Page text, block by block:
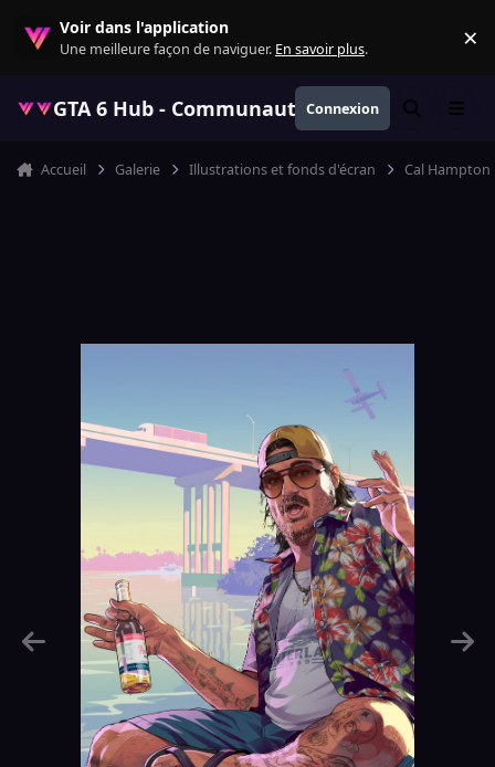
Voir dans l'application
Une meilleure façon de naviguer. En savoir plus. ×
GTA 6 Hub - Communauté GTA VI
Connexion Rechercher
Menu
Accueil Galerie Illustrations et fonds d'écran Cal Hampton